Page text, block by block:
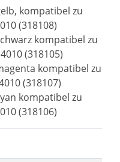
kompatibel zu
(318108)
kompatibel zu
(318105)
kompatibel zu
(318107)
kompatibel zu
(318106)